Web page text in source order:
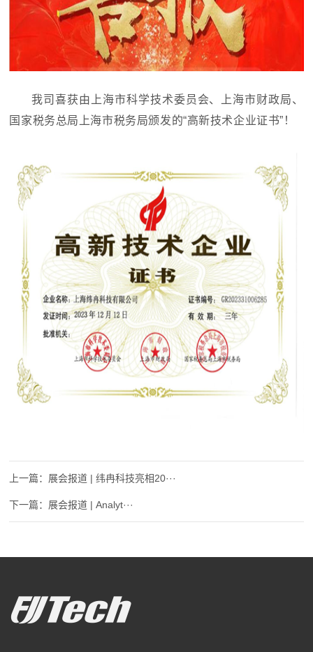
我司喜获由上海市科学技术委员会、上海市财政局、
国家税务总局上海市税务局颁发的“高新技术企业证书”！
展会报道 | 纬冉科技亮相20···
展会报道 | ​​Analyt···